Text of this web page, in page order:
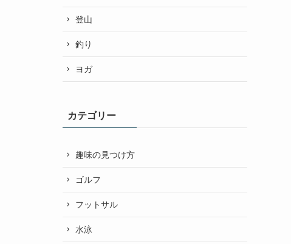
登山
釣り
ヨガ
カテゴリー
趣味の見つけ方
ゴルフ
フットサル
水泳